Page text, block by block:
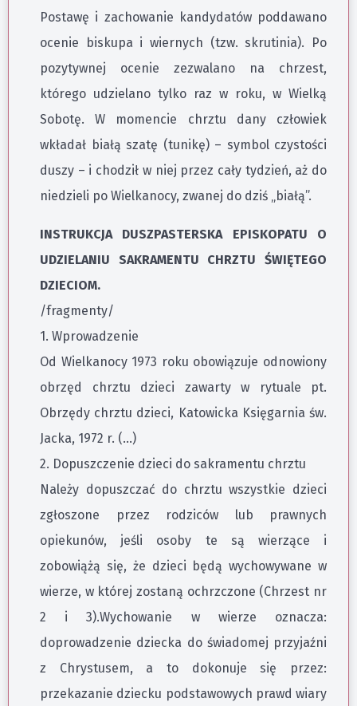
Postawę i zachowanie kandydatów poddawano
ocenie biskupa i wiernych (tzw. skrutinia). Po
pozytywnej ocenie zezwalano na chrzest,
którego udzielano tylko raz w roku, w Wielką
Sobotę. W momencie chrztu dany człowiek
wkładał białą szatę (tunikę) – symbol czystości
duszy – i chodził w niej przez cały tydzień, aż do
niedzieli po Wielkanocy, zwanej do dziś „białą”.
INSTRUKCJA DUSZPASTERSKA EPISKOPATU O
UDZIELANIU SAKRAMENTU CHRZTU ŚWIĘTEGO
DZIECIOM.
/fragmenty/
1. Wprowadzenie
Od Wielkanocy 1973 roku obowiązuje odnowiony
obrzęd chrztu dzieci zawarty w rytuale pt.
Obrzędy chrztu dzieci, Katowicka Księgarnia św.
Jacka, 1972 r. (…)
2. Dopuszczenie dzieci do sakramentu chrztu
Należy dopuszczać do chrztu wszystkie dzieci
zgłoszone przez rodziców lub prawnych
opiekunów, jeśli osoby te są wierzące i
zobowiążą się, że dzieci będą wychowywane w
wierze, w której zostaną ochrzczone (Chrzest nr
2 i 3).Wychowanie w wierze oznacza:
doprowadzenie dziecka do świadomej przyjaźni
z Chrystusem, a to dokonuje się przez:
przekazanie dziecku podstawowych prawd wiary